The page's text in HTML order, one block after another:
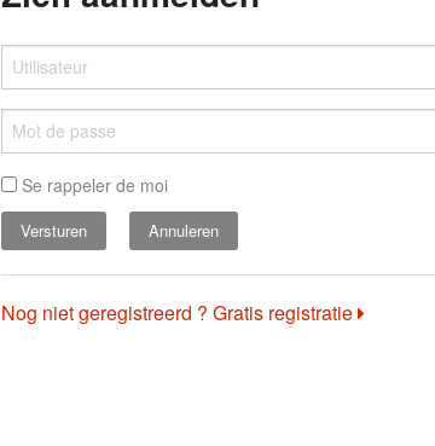
Se rappeler de moi
Annuleren
Nog niet geregistreerd ? Gratis registratie